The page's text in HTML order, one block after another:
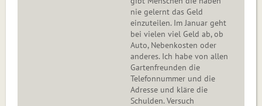
nie gelernt das Geld
einzuteilen. Im Januar geht
bei vielen viel Geld ab, ob
Auto, Nebenkosten oder
anderes. Ich habe von allen
Gartenfreunden die
Telefonnummer und die
Adresse und kläre die
Schulden. Versuch